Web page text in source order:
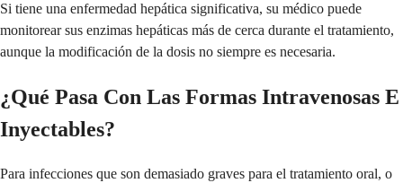
Si tiene una enfermedad hepática significativa, su médico puede
monitorear sus enzimas hepáticas más de cerca durante el tratamiento,
aunque la modificación de la dosis no siempre es necesaria.
¿Qué Pasa Con Las Formas Intravenosas E
Inyectables?
Para infecciones que son demasiado graves para el tratamiento oral, o